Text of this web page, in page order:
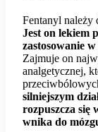
Fentanyl należy
Jest on lekiem
zastosowanie
Zajmuje on
analgetycznej,
silniejszym
rozpuszcza się
wnika do